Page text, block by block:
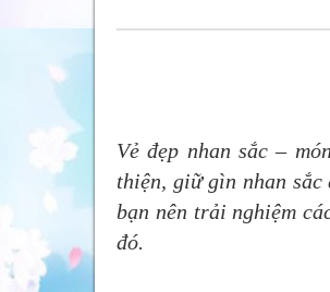
Vẻ đẹp nhan sắc –
thiện, giữ gìn nhan
bạn nên trải nghiệm
đó.